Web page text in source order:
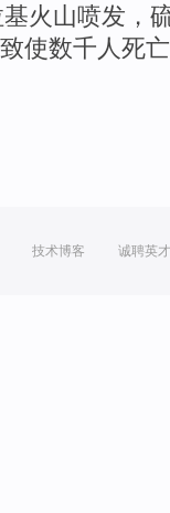
火山喷发，
使数千人死
技术博客 诚聘英才